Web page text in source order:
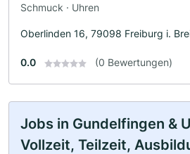
Schmuck · Uhren
Oberlinden 16, 79098 Freiburg i.
0.0 (0 Bewertungen)
Jobs in Gundelfingen &
Vollzeit, Teilzeit,